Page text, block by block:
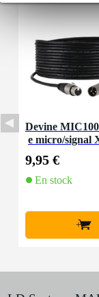
Devine
e micro/signal
9,95 €
En stock
+